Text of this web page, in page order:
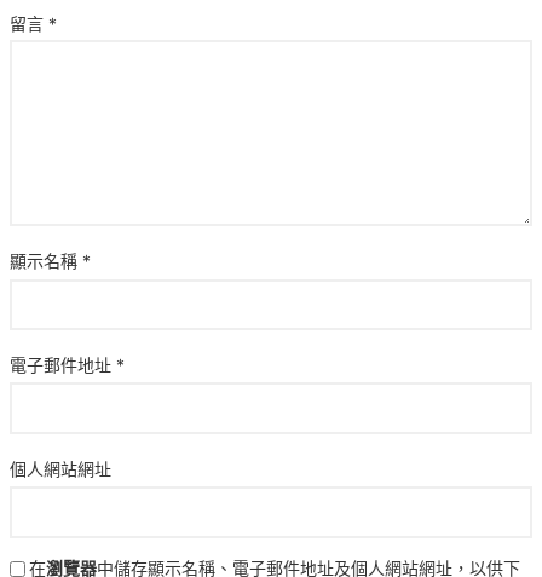
留言 *
顯示名稱 *
電子郵件地址 *
個人網站網址
在瀏覽器中儲存顯示名稱、電子郵件地址及個人網站網址，以供下